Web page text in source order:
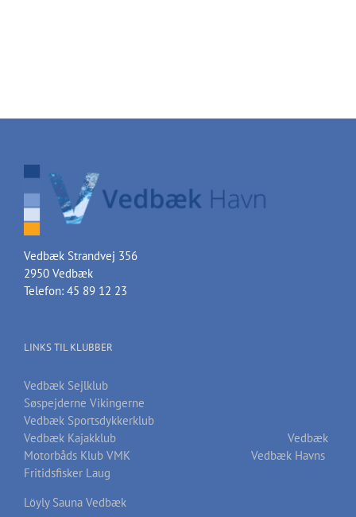
Vedbæk Strandvej 356
2950 Vedbæk
Telefon: 45 89 12 23
LINKS TIL KLUBBER
Vedbæk Sejlklub
Søspejderne Vikingerne
Vedbæk Sportsdykkerklub
Vedbæk Kajakklub
Vedbæk
Motorbåds Klub VMK
Vedbæk Havns
Fritidsfisker Laug
Löyly Sauna Vedbæk